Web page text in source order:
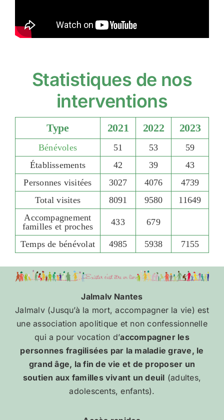
Statistiques de nos
interventions
Type 2021 2022 2023
Bénévoles 51 53
59
Établissements
42 39
43
Personnes visitées
3027 4076
4739
Total visites
8091 9580
11649
Accompagnement
familles et proches
433 679
Temps de bénévolat 4985 5938 7155
Jalmalv Nantes
Jalmalv (Jusqu’à la mort, accompagner la vie) est
une association apolitique et non confessionnelle
qui a pour vocation d’accompagner les
personnes fragilisées par la maladie grave, le
grand âge, la fin de vie et de proposer un
soutien aux familles vivant un deuil (adultes,
adolescents, enfants).